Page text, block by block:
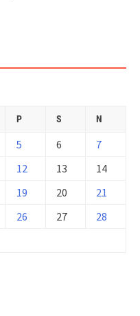
P S N
5 6
7
12 13
14
19 20
21
26 27
28